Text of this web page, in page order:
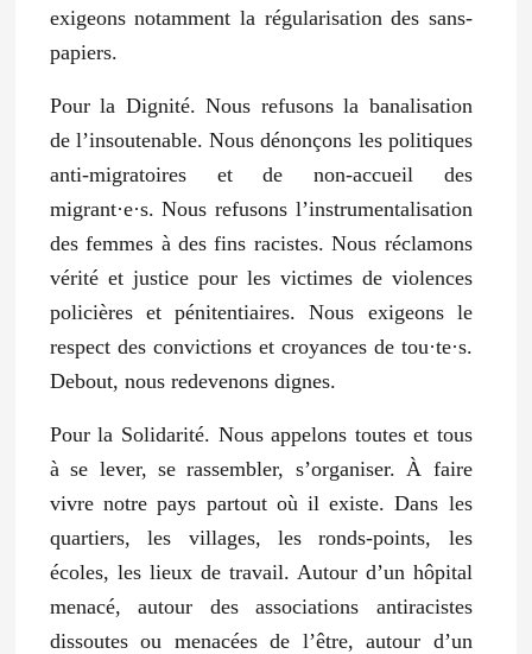
exigeons notamment la régularisation des sans-
papiers.
Pour la Dignité. Nous refusons la banalisation
de l’insoutenable. Nous dénonçons les politiques
anti-migratoires et de non-accueil des
migrant·e·s. Nous refusons l’instrumentalisation
des femmes à des fins racistes. Nous réclamons
vérité et justice pour les victimes de violences
policières et pénitentiaires. Nous exigeons le
respect des convictions et croyances de tou·te·s.
Debout, nous redevenons dignes.
Pour la Solidarité. Nous appelons toutes et tous
à se lever, se rassembler, s’organiser. À faire
vivre notre pays partout où il existe. Dans les
quartiers, les villages, les ronds-points, les
écoles, les lieux de travail. Autour d’un hôpital
menacé, autour des associations antiracistes
dissoutes ou menacées de l’être, autour d’un